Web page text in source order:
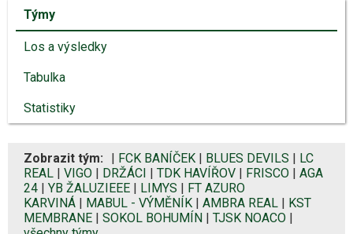
Týmy
Los a výsledky
Tabulka
Statistiky
Zobrazit tým: FCK BANÍČEK BLUES DEVILS
LC
REAL
VIGO DRŽÁCI TDK HAVÍŘOV FRISCO
AGA
24
YB ŽALUZIEEE LIMYS
FT AZURO
KARVINÁ
MABUL - VÝMĚNÍK AMBRA REAL
KST
MEMBRANE
SOKOL BOHUMÍN TJSK NOACO